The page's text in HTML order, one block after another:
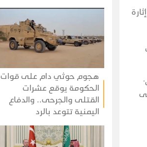
هجوم حوثي دام على قوات
الحكومة يوقع عشرات
القتلى والجرحى.. والدفاع
اليمنية تتوعد بالرد